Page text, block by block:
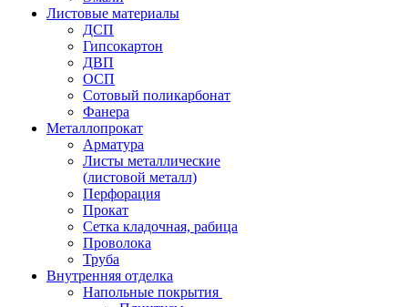
Листовые материалы
ДСП
Гипсокартон
ДВП
ОСП
Сотовый поликарбонат
Фанера
Металлопрокат
Арматура
Листы металлические
(листовой металл)
Перфорация
Прокат
Сетка кладочная, рабица
Проволока
Труба
Внутренняя отделка
Напольные покрытия